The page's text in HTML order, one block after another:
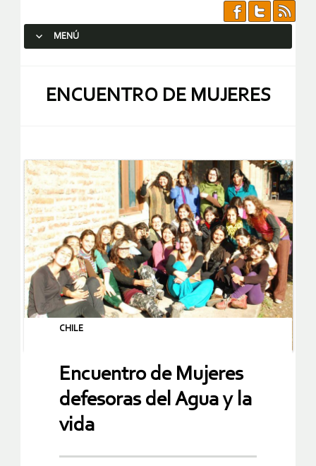
MENÚ
ENCUENTRO DE MUJERES
CHILE
Encuentro de Mujeres
defesoras del Agua y la
vida